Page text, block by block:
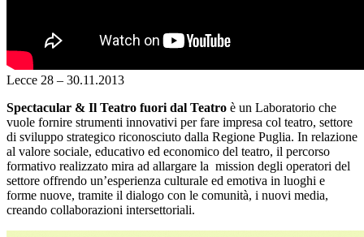
Lecce 28 – 30.11.2013
Spectacular & Il Teatro fuori dal Teatro è un Laboratorio che
vuole fornire strumenti innovativi per fare impresa col teatro, settore
di sviluppo strategico riconosciuto dalla Regione Puglia. In relazione
al valore sociale, educativo ed economico del teatro, il percorso
formativo realizzato mira ad allargare la mission degli operatori del
settore offrendo un’esperienza culturale ed emotiva in luoghi e
forme nuove, tramite il dialogo con le comunità, i nuovi media,
creando collaborazioni intersettoriali.